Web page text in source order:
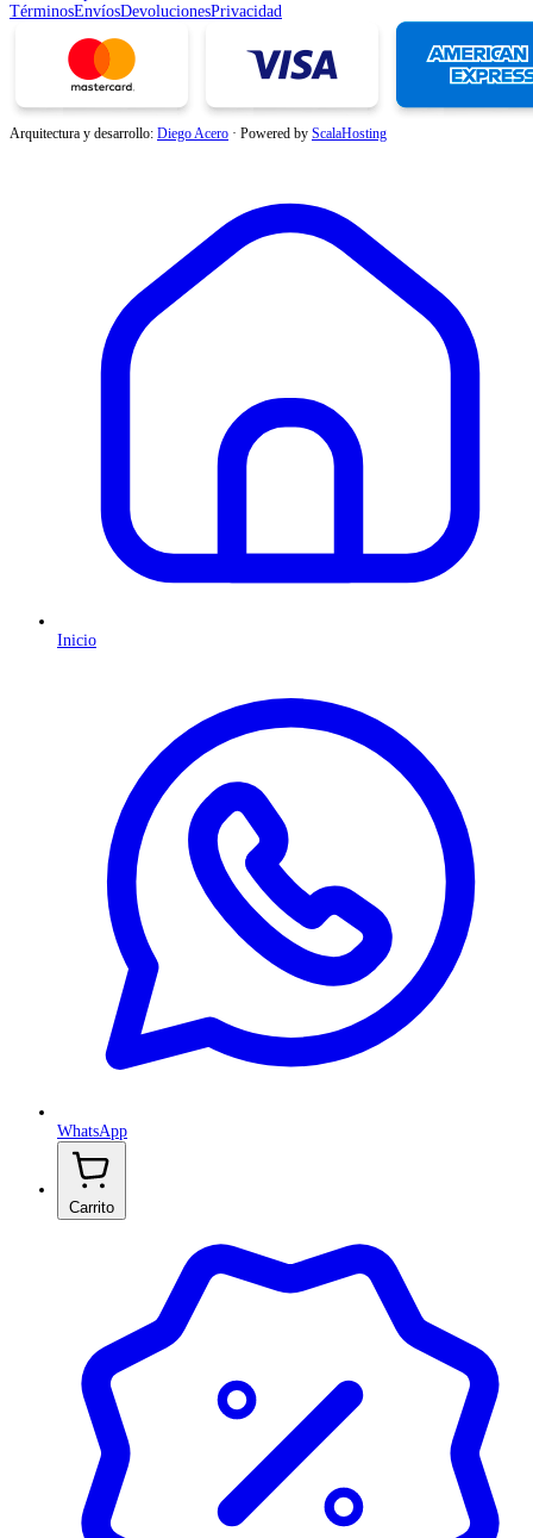
TérminosEnvíosDevolucionesPrivacidad
Arquitectura y desarrollo: Diego Acero · Powered by ScalaHosting
Inicio
WhatsApp
Carrito